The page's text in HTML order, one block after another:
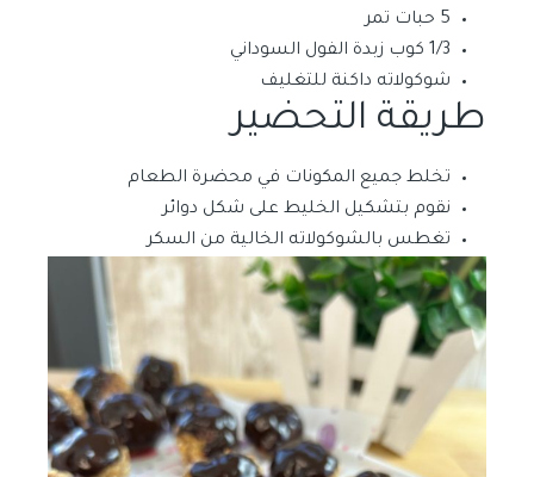
5 حبات تمر
1/3 كوب زبدة الفول السوداني
شوكولاته داكنة للتغليف
طريقة التحضير
تخلط جميع المكونات في محضرة الطعام
نقوم بتشكيل الخليط على شكل دوائر
تغطس بالشوكولاته الخالية من السكر